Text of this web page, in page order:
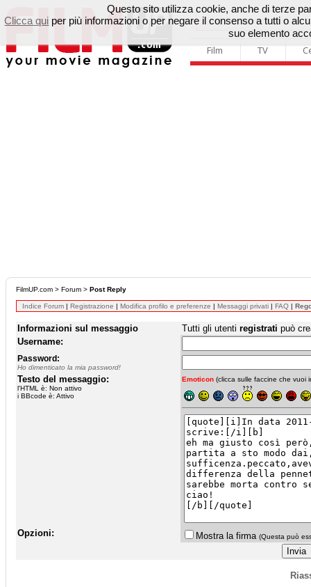
Film TV
FilmUP.com > Forum > Post Reply
Indice Forum | Registrazione | Modifica profilo e preferenze | Messaggi privati | FAQ |
Informazioni sul messaggio Tutti gli utenti registrati può
Username:
Password:
Ho dimenticato la mia password!
Testo del messaggio:
l'HTML è: Non attivo
i BBcode è: Attivo
Emoticon (clicca sulle faccine che vuoi
Opzioni: Mostra la firma (Questa può
Questo sito utilizza cookie, anche di terze
Clicca qui per più informazioni o per negare il consenso a tutti o
suo elemento